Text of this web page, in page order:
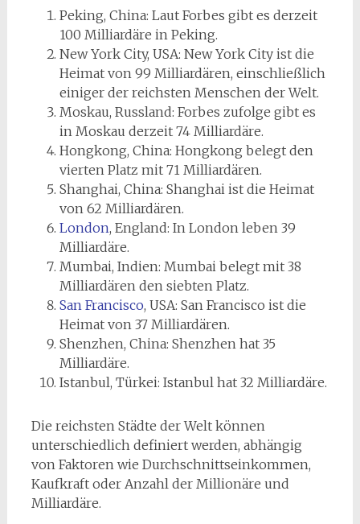
Peking, China: Laut Forbes gibt es derzeit
100 Milliardäre in Peking.
New York City, USA: New York City ist die
Heimat von 99 Milliardären, einschließlich
einiger der reichsten Menschen der Welt.
Moskau, Russland: Forbes zufolge gibt es
in Moskau derzeit 74 Milliardäre.
Hongkong, China: Hongkong belegt den
vierten Platz mit 71 Milliardären.
Shanghai, China: Shanghai ist die Heimat
von 62 Milliardären.
London, England: In London leben 39
Milliardäre.
Mumbai, Indien: Mumbai belegt mit 38
Milliardären den siebten Platz.
San Francisco, USA: San Francisco ist die
Heimat von 37 Milliardären.
Shenzhen, China: Shenzhen hat 35
Milliardäre.
Istanbul, Türkei: Istanbul hat 32 Milliardäre.
Die reichsten Städte der Welt können
unterschiedlich definiert werden, abhängig
von Faktoren wie Durchschnittseinkommen,
Kaufkraft oder Anzahl der Millionäre und
Milliardäre.